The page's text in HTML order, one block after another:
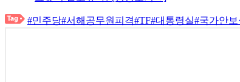
#민주당#서해공무원피격#TF#대통령실#국가안보